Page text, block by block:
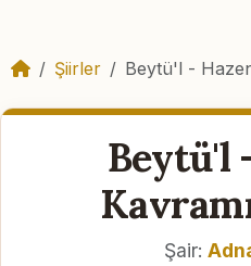
Şiirler Beytü'l -
Beytü'l
Şair: